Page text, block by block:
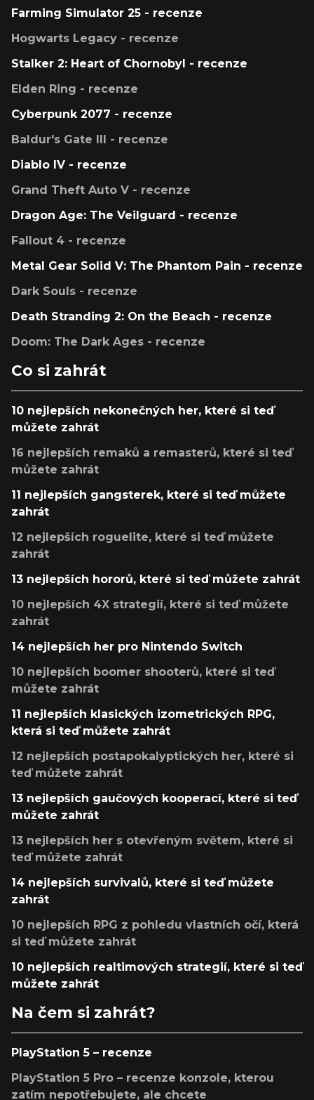
Farming Simulator 25 - recenze
Hogwarts Legacy - recenze
Stalker 2: Heart of Chornobyl - recenze
Elden Ring - recenze
Cyberpunk 2077 - recenze
Baldur's Gate III - recenze
Diablo IV - recenze
Grand Theft Auto V - recenze
Dragon Age: The Veilguard - recenze
Fallout 4 - recenze
Metal Gear Solid V: The Phantom Pain - recenze
Dark Souls - recenze
Death Stranding 2: On the Beach - recenze
Doom: The Dark Ages - recenze
Co si zahrát
10 nejlepších nekonečných her, které si teď
můžete zahrát
16 nejlepších remaků a remasterů, které si teď
můžete zahrát
11 nejlepších gangsterek, které si teď můžete
zahrát
12 nejlepších roguelite, které si teď můžete
zahrát
13 nejlepších hororů, které si teď můžete zahrát
10 nejlepších 4X strategií, které si teď můžete
zahrát
14 nejlepších her pro Nintendo Switch
10 nejlepších boomer shooterů, které si teď
můžete zahrát
11 nejlepších klasických izometrických RPG,
která si teď můžete zahrát
12 nejlepších postapokalyptických her, které si
teď můžete zahrát
13 nejlepších gaučových kooperací, které si teď
můžete zahrát
13 nejlepších her s otevřeným světem, které si
teď můžete zahrát
14 nejlepších survivalů, které si teď můžete
zahrát
10 nejlepších RPG z pohledu vlastních očí, která
si teď můžete zahrát
10 nejlepších realtimových strategií, které si teď
můžete zahrát
Na čem si zahrát?
PlayStation 5 – recenze
PlayStation 5 Pro – recenze konzole, kterou
zatím nepotřebujete, ale chcete